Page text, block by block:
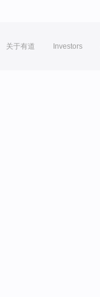
关于有道 Investors